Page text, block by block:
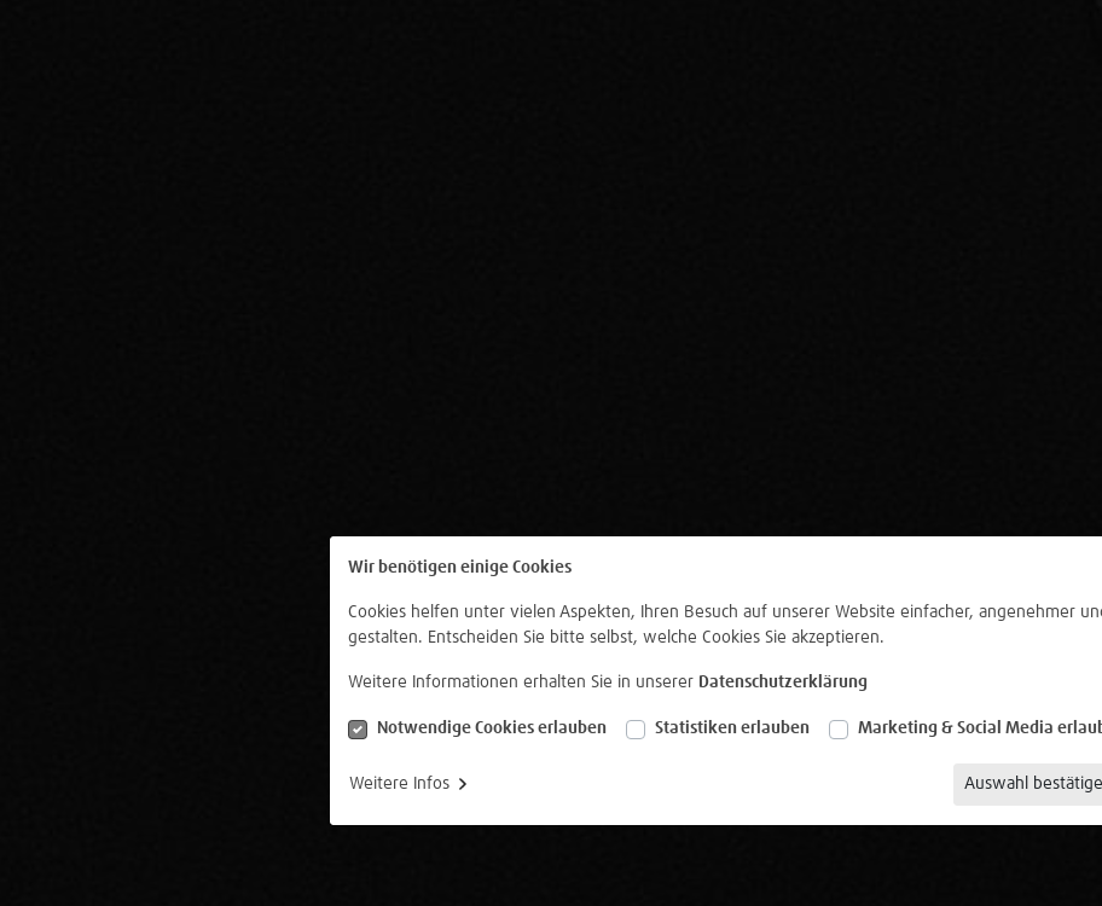
Wir benötigen einige Cookies
Cookies helfen unter vielen Aspekten, Ihren Besuch auf unserer Website einfacher, angenehmer
gestalten. Entscheiden Sie bitte selbst, welche Cookies Sie akzeptieren.
Weitere Informationen erhalten Sie in unserer Datenschutzerklärung
Notwendige Cookies erlauben Statistiken erlauben Marketing & Social Media
Weitere Infos Auswahl